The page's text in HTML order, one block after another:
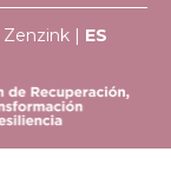
Zenzink | ES